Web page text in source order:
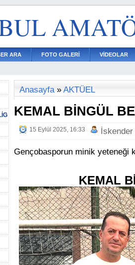
ARA FOTO GALERİ VİDEOLAR
Anasayfa» AKTÜEL
KEMAL BİNGÜL
15 Eylül 2025, 16:33 İskender
Gençobasporun minik yeteneği
KEMAL